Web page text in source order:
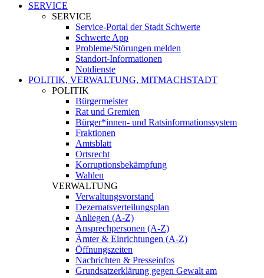
SERVICE
SERVICE
Service-Portal der Stadt Schwerte
Schwerte App
Probleme/Störungen melden
Standort-Informationen
Notdienste
POLITIK, VERWALTUNG, MITMACHSTADT
POLITIK
Bürgermeister
Rat und Gremien
Bürger*innen- und Ratsinformationssystem
Fraktionen
Amtsblatt
Ortsrecht
Korruptionsbekämpfung
Wahlen
VERWALTUNG
Verwaltungsvorstand
Dezernatsverteilungsplan
Anliegen (A-Z)
Ansprechpersonen (A-Z)
Ämter & Einrichtungen (A-Z)
Öffnungszeiten
Nachrichten & Presseinfos
Grundsatzerklärung gegen Gewalt am